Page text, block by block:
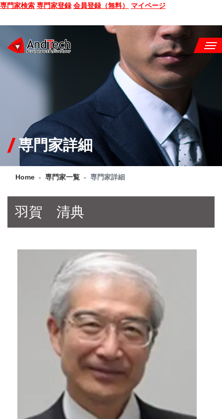
専門家検索 専門家登録 会員登録（無料） マイページ
CONSULTING
SERVICE
COMPANY
Q&A
専門家詳細
Home 専門家一覧 専門家詳細
羽賀 清典